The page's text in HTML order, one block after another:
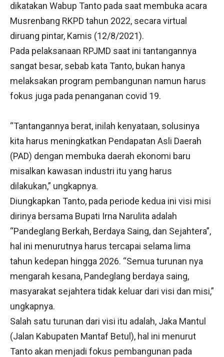
dikatakan Wabup Tanto pada saat membuka acara
Musrenbang RKPD tahun 2022, secara virtual
diruang pintar, Kamis (12/8/2021).
Pada pelaksanaan RPJMD saat ini tantangannya
sangat besar, sebab kata Tanto, bukan hanya
melaksakan program pembangunan namun harus
fokus juga pada penanganan covid 19.
“Tantangannya berat, inilah kenyataan, solusinya
kita harus meningkatkan Pendapatan Asli Daerah
(PAD) dengan membuka daerah ekonomi baru
misalkan kawasan industri itu yang harus
dilakukan,” ungkapnya.
Diungkapkan Tanto, pada periode kedua ini visi misi
dirinya bersama Bupati Irna Narulita adalah
“Pandeglang Berkah, Berdaya Saing, dan Sejahtera”,
hal ini menurutnya harus tercapai selama lima
tahun kedepan hingga 2026. “Semua turunan nya
mengarah kesana, Pandeglang berdaya saing,
masyarakat sejahtera tidak keluar dari visi dan misi,”
ungkapnya.
Salah satu turunan dari visi itu adalah, Jaka Mantul
(Jalan Kabupaten Mantaf Betul), hal ini menurut
Tanto akan menjadi fokus pembangunan pada